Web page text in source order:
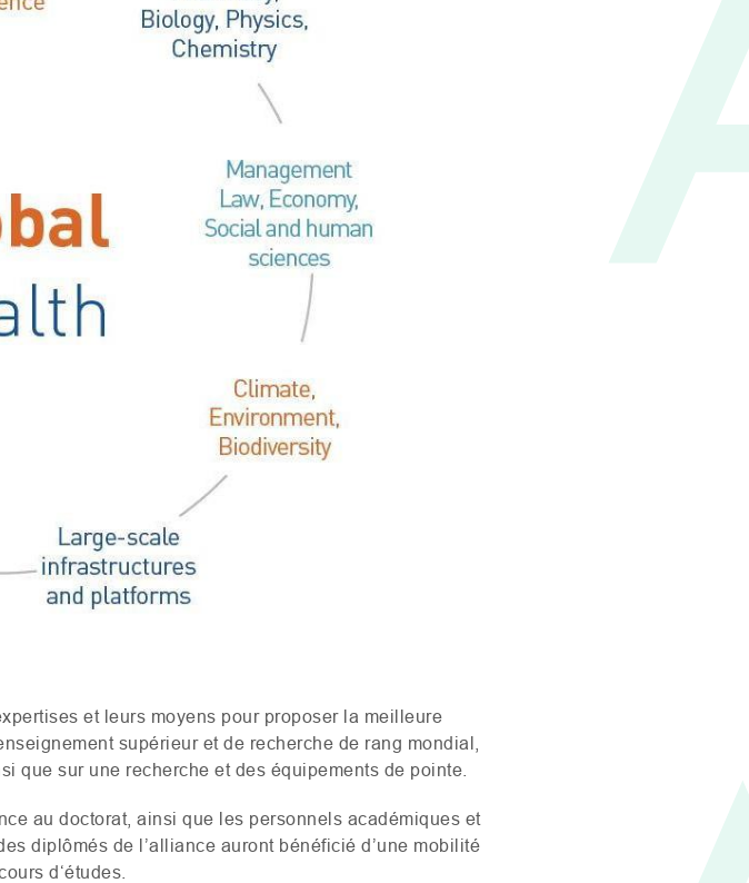
et leurs moyens pour proposer la meilleure
supérieur et de recherche de rang mondial,
que sur une recherche et des équipements de pointe.
au doctorat, ainsi que les personnels académiques et
diplômés de l’alliance auront bénéficié d’une mobilité
d‘études.